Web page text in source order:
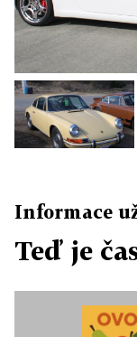
Informace
Teď je